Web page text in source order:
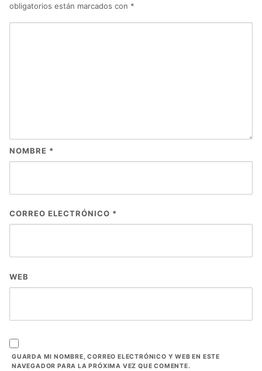
obligatorios están marcados con *
NOMBRE *
CORREO ELECTRÓNICO *
WEB
GUARDA MI NOMBRE, CORREO ELECTRÓNICO Y WEB EN ESTE
NAVEGADOR PARA LA PRÓXIMA VEZ QUE COMENTE.